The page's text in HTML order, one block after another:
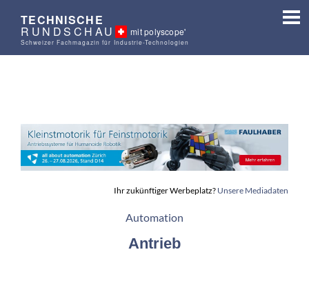
TECHNISCHE
RUNDSCHAU mit polyscope'
Schweizer Fachmagazin für Industrie-Technologien
Ihr zukünftiger Werbeplatz? Unsere Mediadaten
Automation
Antrieb